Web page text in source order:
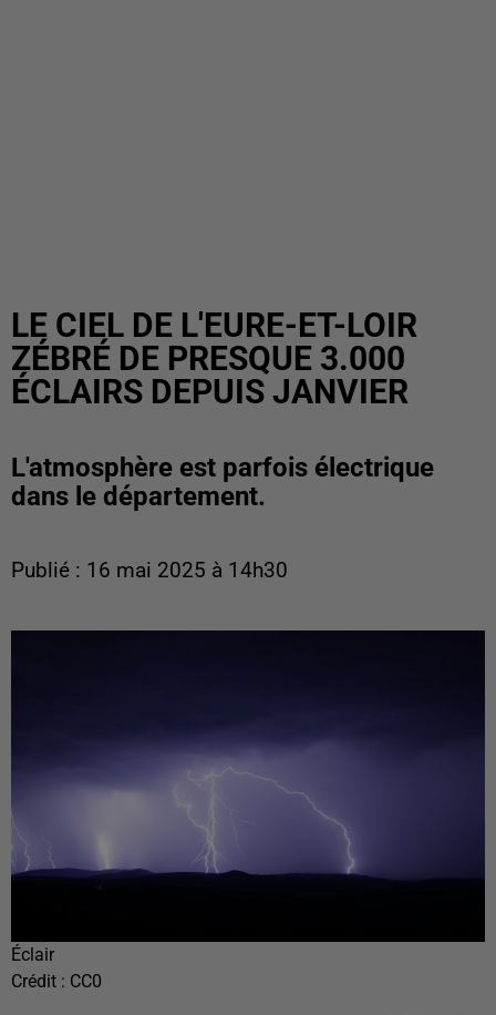
LE CIEL DE L'EURE-ET-LOIR
ZÉBRÉ DE PRESQUE 3.000
ÉCLAIRS DEPUIS JANVIER
L'atmosphère est parfois électrique
dans le département.
Publié : 16 mai 2025 à 14h30
Éclair
Crédit : CC0